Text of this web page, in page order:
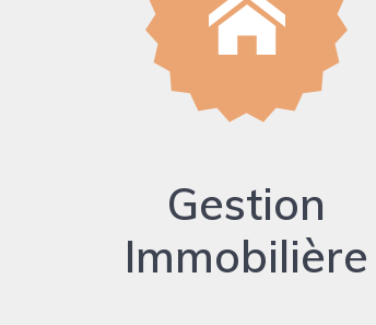
Gestion
Immobilière